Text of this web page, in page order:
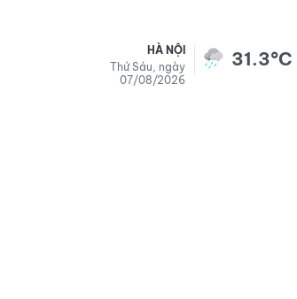
HÀ NỘI
Thứ Sáu, ngày
07/08/2026
31.3°C